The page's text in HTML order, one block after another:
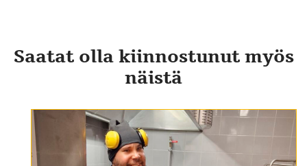
Saatat olla kiinnostunut myös
näistä